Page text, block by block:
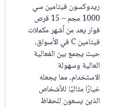
ريدوكسون فيتامين سي
1000 مجم – 15 قرص
فوار يعد من أشهر مكملات
فيتامين C في الأسواق،
حيث يجمع بين الفعالية
العالية وسهولة
الاستخدام، مما يجعله
خيارًا مثاليًا للأشخاص
الذين يسعون للحفاظ